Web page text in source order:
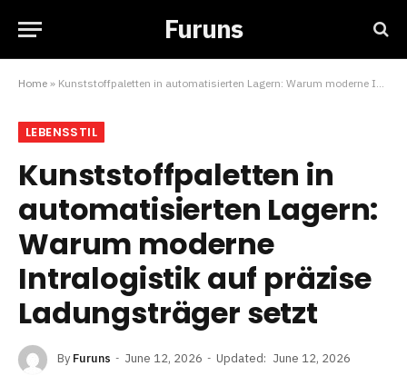
Furuns
Home » Kunststoffpaletten in automatisierten Lagern: Warum moderne Intralogistik auf präzise Ladungsträger setzt
LEBENSSTIL
Kunststoffpaletten in
automatisierten Lagern:
Warum moderne
Intralogistik auf präzise
Ladungsträger setzt
By Furuns June 12, 2026 Updated: June 12, 2026